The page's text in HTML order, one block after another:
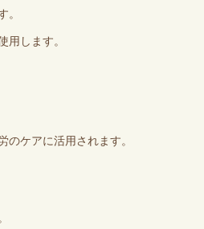
用します。
のケアに活用されます。